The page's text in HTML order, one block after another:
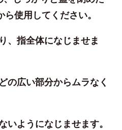
使用してください。
、指全体になじませま
広い部分からムラなく
ようになじませます。